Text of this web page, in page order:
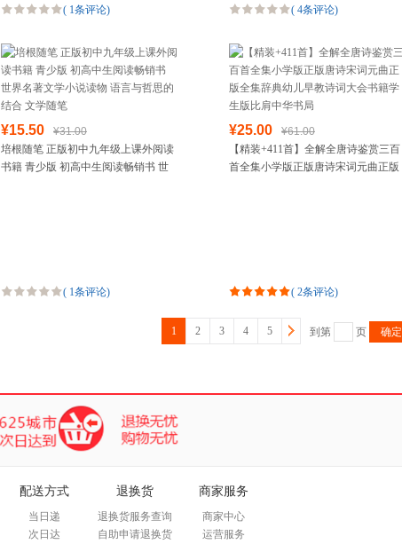
( 1条评论) ( 4条评论)
¥15.50
¥31.00
培根随笔 正版初中九年级上课外阅读
书籍 青少版 初高中生阅读畅销书 世
( 1条评论)
¥25.00
¥61.00
【精装+411首】全解全唐诗鉴赏三百
首全集小学版正版唐诗宋词元曲正版
( 2条评论)
到第 页 确定
1 2 3 4 5
配送方式
当日递
次日达
退换货
退换货服务查询
自助申请退换货
商家服务
商家中心
运营服务